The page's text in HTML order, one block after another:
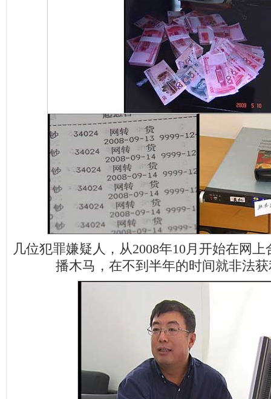
几位犯罪嫌疑人，从2008年10月开始在网
播木马，在不到半年的时间就非法